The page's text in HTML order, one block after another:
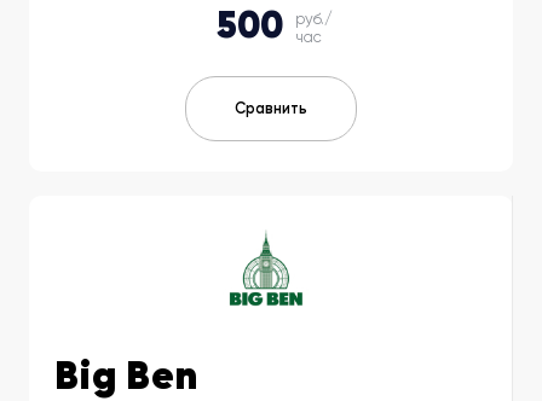
500
руб./
час
Сравнить
Big Ben